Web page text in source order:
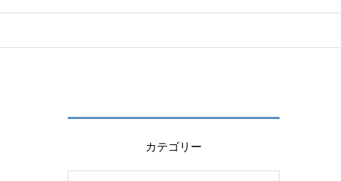
カテゴリー